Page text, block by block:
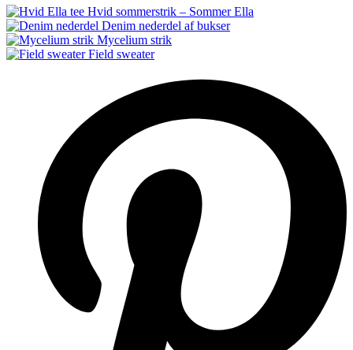
Hvid sommerstrik – Sommer Ella
Denim nederdel af bukser
Mycelium strik
Field sweater